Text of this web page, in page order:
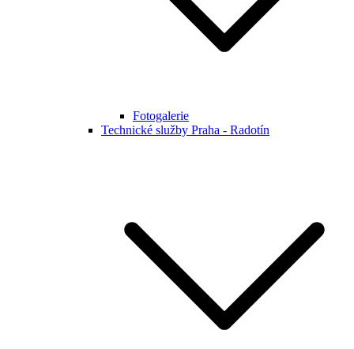
Fotogalerie
Technické služby Praha - Radotín